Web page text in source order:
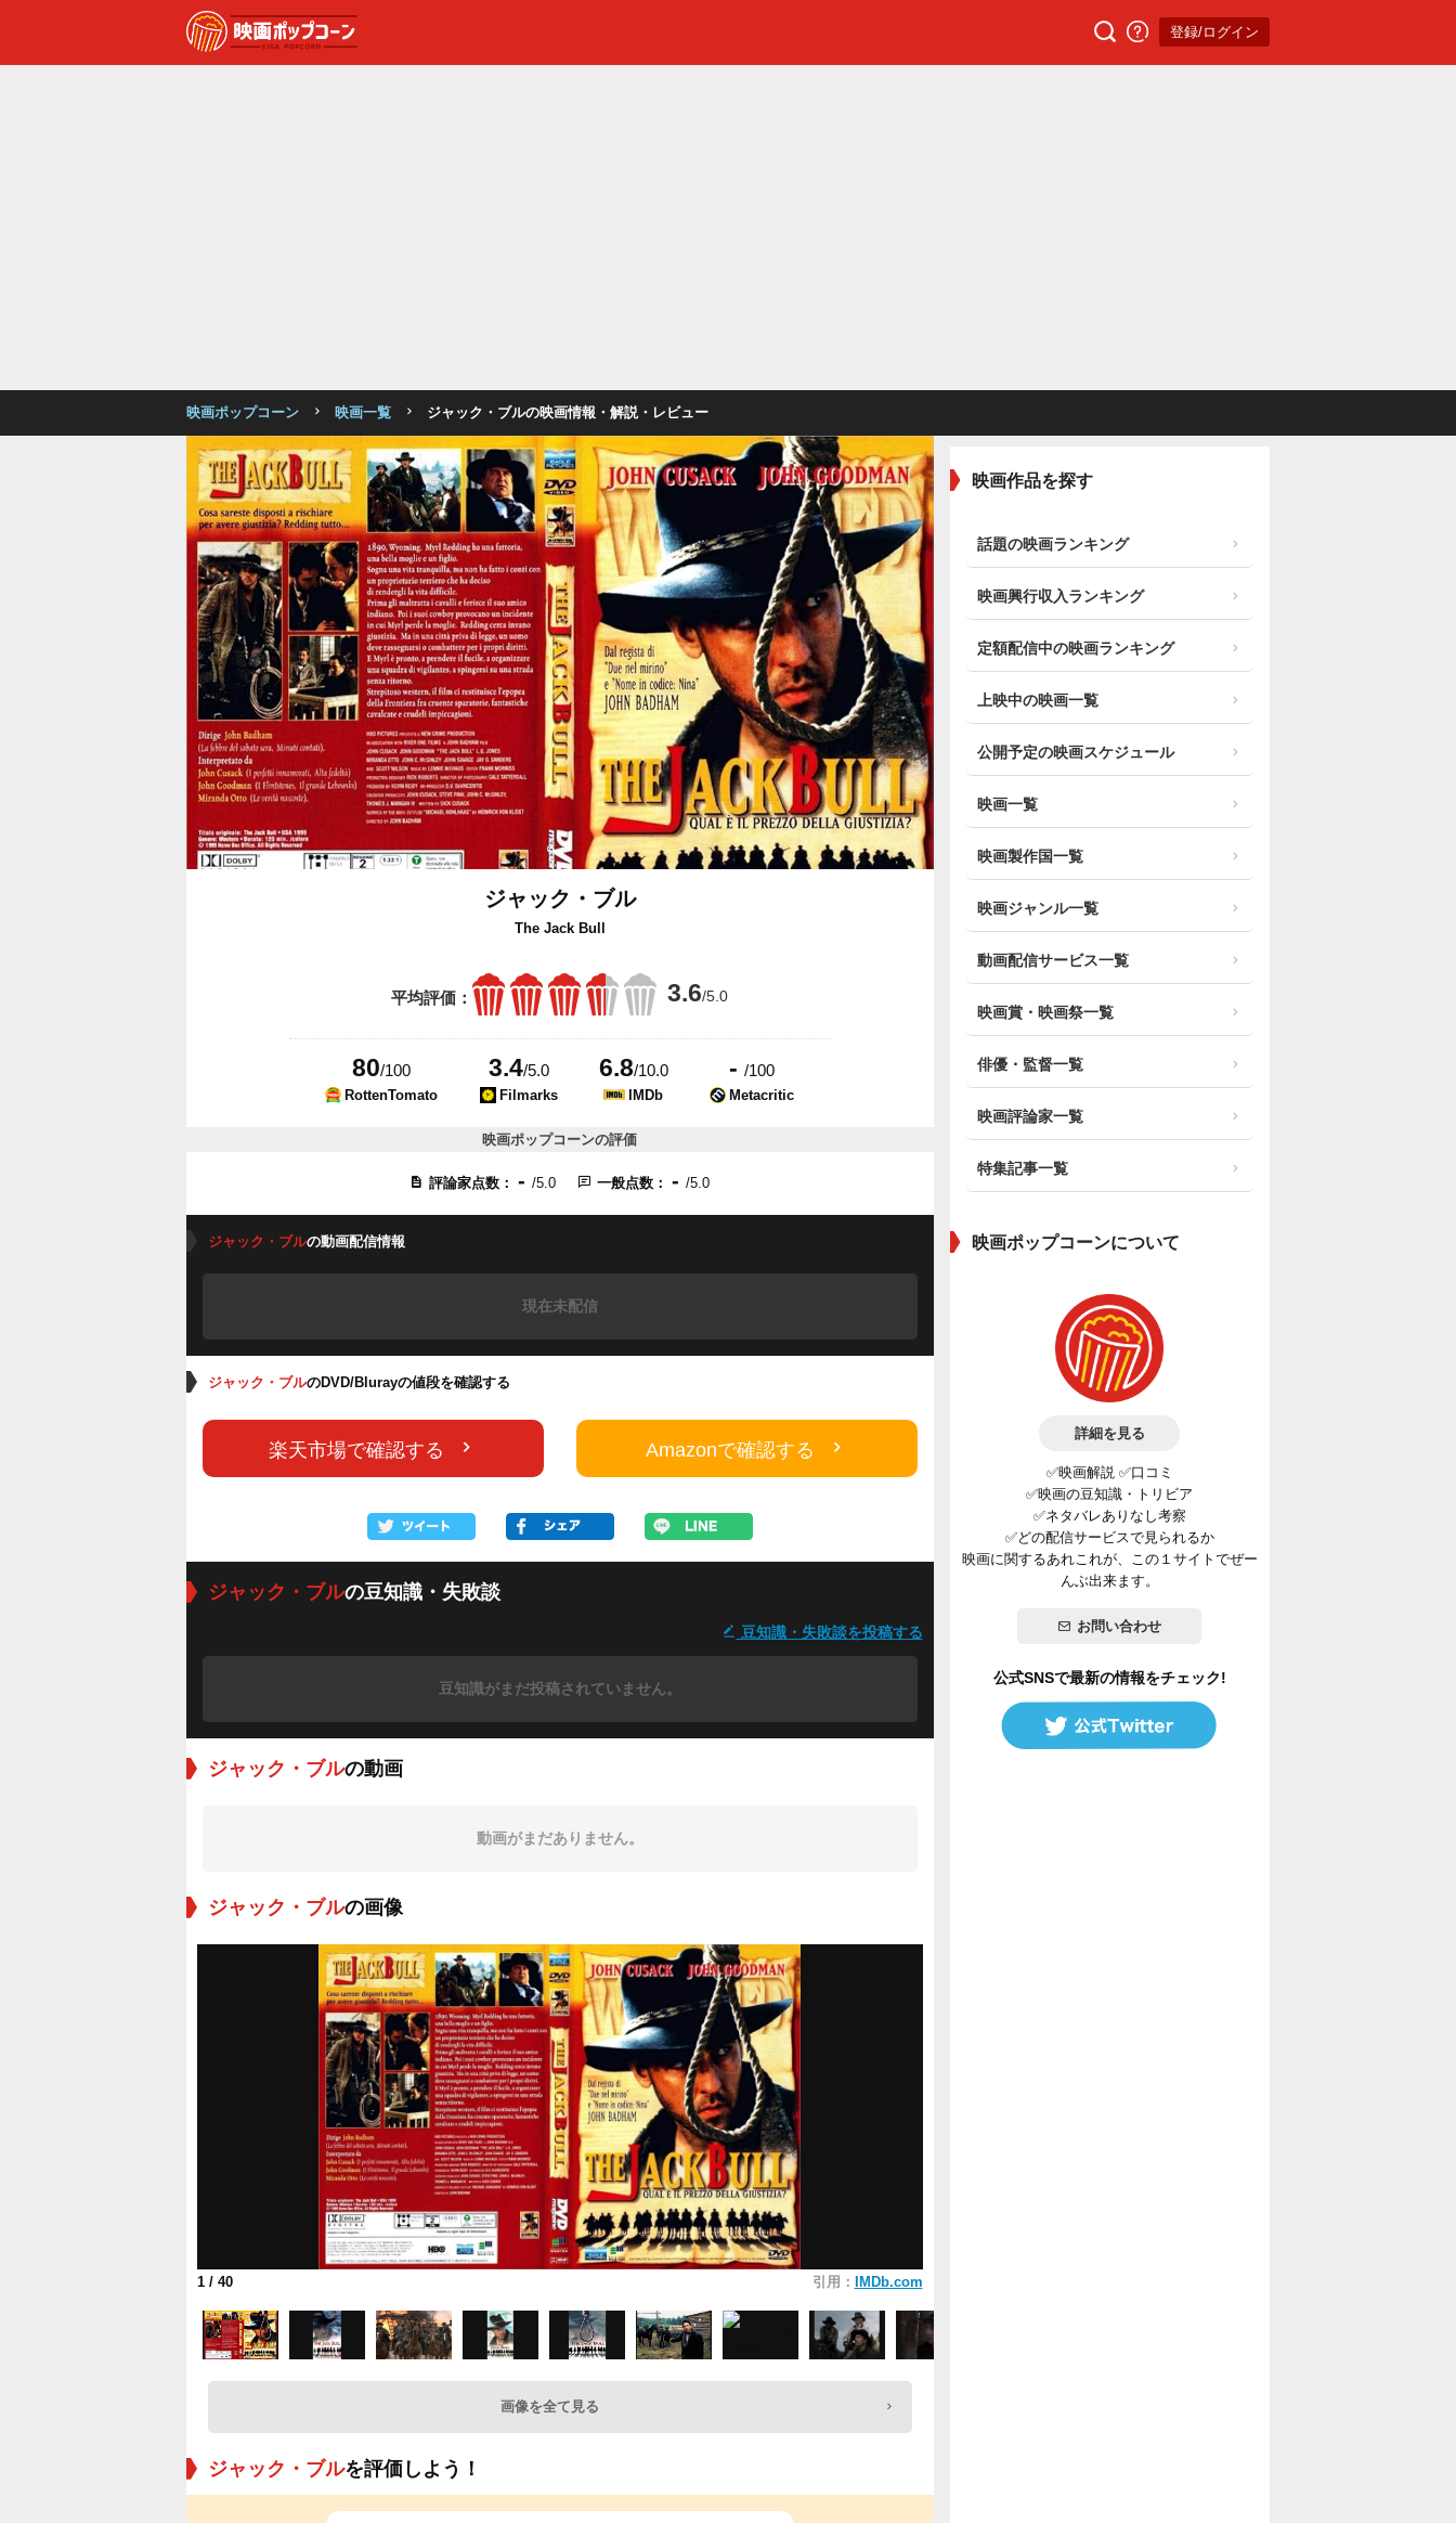
登録/ログイン
映画ポップコーン 映画一覧 ジャック・ブルの映画情報・解説・レビュー
ジャック・ブル
The Jack Bull
平均評価： 3.6/5.0
80/100
RottenTomato
3.4/5.0
Filmarks
6.8/10.0
IMDb
-/100
Metacritic
映画ポップコーンの評価
評論家点数： -/5.0 一般点数： -/5.0
ジャック・ブルの動画配信情報
現在未配信
ジャック・ブルのDVD/Blurayの値段を確認する
楽天市場で確認する Amazonで確認する
ジャック・ブルの豆知識・失敗談
豆知識・失敗談を投稿する
豆知識がまだ投稿されていません。
ジャック・ブルの動画
動画がまだありません。
ジャック・ブルの画像
1 / 40 引用： IMDb.com
画像を全て見る
ジャック・ブルを評価しよう！
映画作品を探す
話題の映画ランキング
映画興行収入ランキング
定額配信中の映画ランキング
上映中の映画一覧
公開予定の映画スケジュール
映画一覧
映画製作国一覧
映画ジャンル一覧
動画配信サービス一覧
映画賞・映画祭一覧
俳優・監督一覧
映画評論家一覧
特集記事一覧
映画ポップコーンについて
詳細を見る
✅映画解説 ✅口コミ
✅映画の豆知識・トリビア
✅ネタバレありなし考察
✅どの配信サービスで見られるか
映画に関するあれこれが、この１サイトでぜー
んぶ出来ます。
お問い合わせ
公式SNSで最新の情報をチェック!